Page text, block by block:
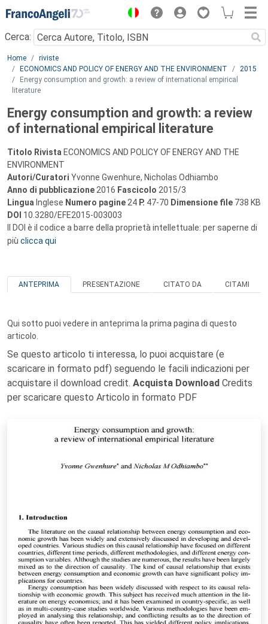
Menu
Cerca:
Main content
Home
riviste
ECONOMICS AND POLICY OF ENERGY AND THE ENVIRONMENT
2015
Energy consumption and growth: a review of international empirical
literature
Energy consumption and growth: a review
of international empirical literature
Titolo Rivista ECONOMICS AND POLICY OF ENERGY AND THE
ENVIRONMENT
Autori/Curatori Yvonne Gwenhure, Nicholas Odhiambo
Anno di pubblicazione 2016 Fascicolo 2015/3
Lingua Inglese Numero pagine 24 P. 47-70 Dimensione file 738 KB
DOI 10.3280/EFE2015-003003
Il DOI è il codice a barre della proprietà intellettuale: per saperne di
più clicca qui
ANTEPRIMA PRESENTAZIONE CITATO DA CITAMI
Qui sotto puoi vedere in anteprima la prima pagina di questo
articolo.
Se questo articolo ti interessa, lo puoi acquistare (e
scaricare in formato pdf) seguendo le facili indicazioni per
acquistare il download credit. Acquista Download Credits
per scaricare questo Articolo in formato PDF